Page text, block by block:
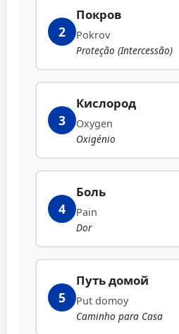
2
Покров
Pokrov
Proteção (Intercessão)
3
Кислород
Oxygen
Oxigénio
4
Боль
Pain
Dor
5
Путь домой
Put domoy
Caminho para Casa